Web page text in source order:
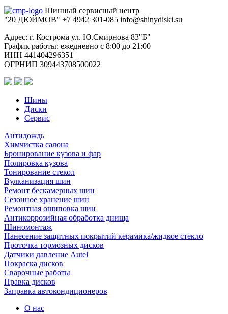
88T
Brina
V-
522
TL
(шип.)
Шинный сервисный центр
"20 ДЮЙМОВ" +7 4942 301-085 info@shinydiski.su
Адрес: г. Кострома ул. Ю.Смирнова 83"Б"
График работы: ежедневно с 8:00 до 21:00
ИНН 441404296351
ОГРНИП 309443708500022
Шины
Диски
Сервис
Антидождь
Химчистка салона
Бронирование кузова и фар
Полировка кузова
Тонирование стекол
Вулканизация шин
Ремонт бескамерных шин
Сезонное хранение шин
Ремонтная ошиповка шин
Антикоррозийная обработка днища
Шиномонтаж
Нанесение защитных покрытий керамика/жидкое стекло
Проточка тормозных дисков
Датчики давление Autel
Покраска дисков
Сварочные работы
Правка дисков
Заправка автокондиционеров
О нас